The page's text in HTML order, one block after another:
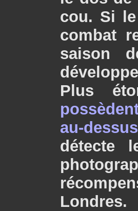
cou. Si
combat
saison
Plus
au-
détecte
Londres.